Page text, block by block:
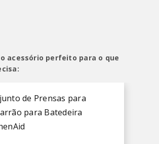
o acessório perfeito para o que
de Prensas para
para Batedeira